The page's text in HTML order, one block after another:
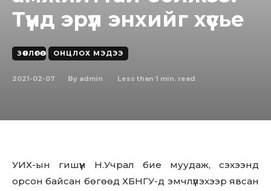
Түүнд эрүүл энхийг хүсье
ЗӨВЛӨГӨӨ ОНЦЛОХ МЭДЭЭ
2021-02-07 By admin Less than 1 min. read
УИХ-ын гишүүн Н.Учрал бие муудаж, сэхээнд
орсон байсан бөгөөд ХБНГУ-д эмчлүүлэхээр явсан